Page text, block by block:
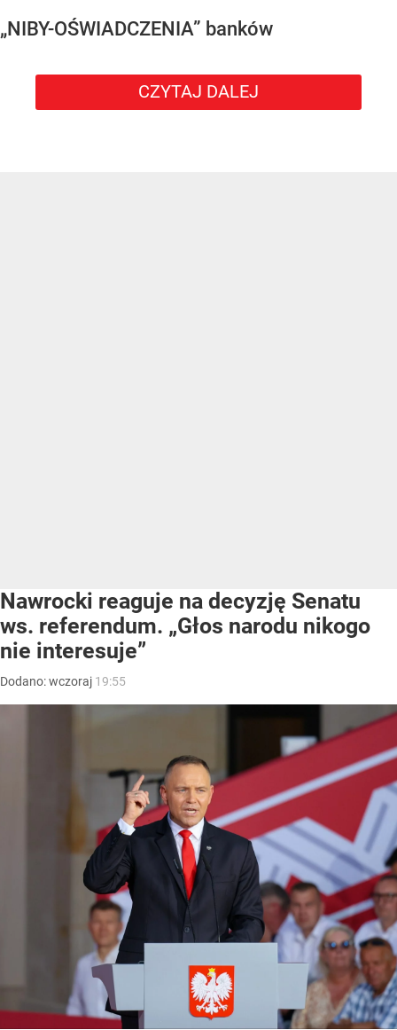
„NIBY-OŚWIADCZENIA” banków
CZYTAJ DALEJ
Nawrocki reaguje na decyzję Senatu
ws. referendum. „Głos narodu nikogo
nie interesuje”
Dodano:wczoraj 19:55